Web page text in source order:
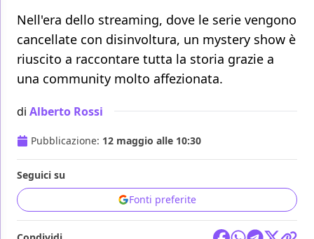
Nell'era dello streaming, dove le serie vengono
cancellate con disinvoltura, un mystery show è
riuscito a raccontare tutta la storia grazie a
una community molto affezionata.
di Alberto Rossi
Pubblicazione: 12 maggio alle 10:30
Seguici su
Fonti preferite